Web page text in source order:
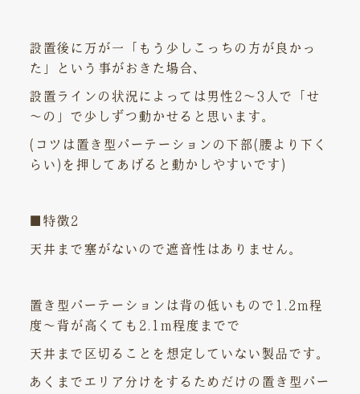
設置後に万が一「もう少しこっちの方が良かっ
た」という事がおきた場合、
設置ラインの状況によっては男性2～3人で「せ
～の」で少しずつ動かせると思います。
(コツは置き型パーテーションの下部(腰より下く
らい)を押してあげると動かしやすいです)
■特徴2
天井まで塞がないので遮音性はありません。
置き型パーテーションは背の低いもので1.2m程
度～背が高くても2.1m程度までで
天井まで区切ることを想定していない製品です。
あくまでエリア分けをするためだけの置き型パー